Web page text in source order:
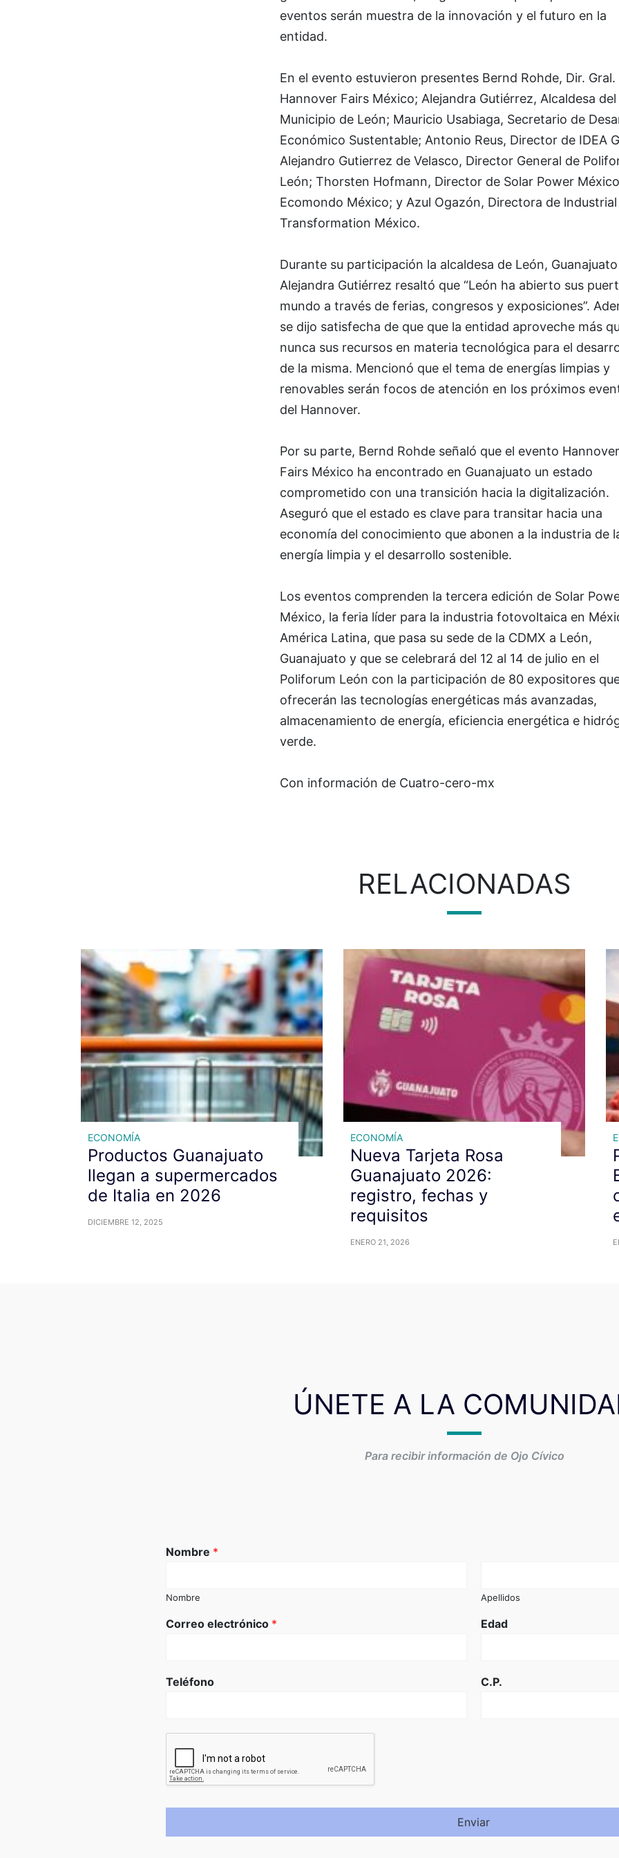
eventos serán muestra de la innovación y el futuro en la
entidad.
En el evento estuvieron presentes Bernd Rohde, Dir. Gral.
Hannover Fairs México; Alejandra Gutiérrez, Alcaldesa del
Municipio de León; Mauricio Usabiaga, Secretario de
Económico Sustentable; Antonio Reus, Director de IDEA
Alejandro Gutierrez de Velasco, Director General de
León; Thorsten Hofmann, Director de Solar Power
Ecomondo México; y Azul Ogazón, Directora de lndustrial
Transformation México.
Durante su participación la alcaldesa de León, Guanajuato
Alejandra Gutiérrez resaltó que “León ha abierto sus
mundo a través de ferias, congresos y exposiciones”.
se dijo satisfecha de que que la entidad aproveche más
nunca sus recursos en materia tecnológica para el
de la misma. Mencionó que el tema de energías limpias y
renovables serán focos de atención en los próximos
del Hannover.
Por su parte, Bernd Rohde señaló que el evento Hannover
Fairs México ha encontrado en Guanajuato un estado
comprometido con una transición hacia la digitalización.
Aseguró que el estado es clave para transitar hacia una
economía del conocimiento que abonen a la industria de
energía limpia y el desarrollo sostenible.
Los eventos comprenden la tercera edición de Solar
México, la feria líder para la industria fotovoltaica en
América Latina, que pasa su sede de la CDMX a León,
Guanajuato y que se celebrará del 12 al 14 de julio en el
Poliforum León con la participación de 80 expositores
ofrecerán las tecnologías energéticas más avanzadas,
almacenamiento de energía, eficiencia energética e
verde.
Con información de Cuatro-cero-mx
RELACIONADAS
ECONOMÍA
Productos Guanajuato
llegan a supermercados
de Italia en 2026
DICIEMBRE 12, 2025
ECONOMÍA
Nueva Tarjeta Rosa
Guanajuato 2026:
registro, fechas y
requisitos
ENERO 21, 2026
ÚNETE A LA
Para recibir información de Ojo Cívico
Nombre *
Nombre Apellidos
Correo electrónico * Edad
Teléfono C.P.
Enviar